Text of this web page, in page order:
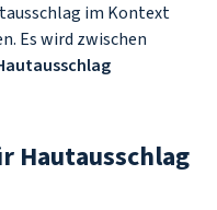
im Kontext
Es wird zwischen
Hautausschlag